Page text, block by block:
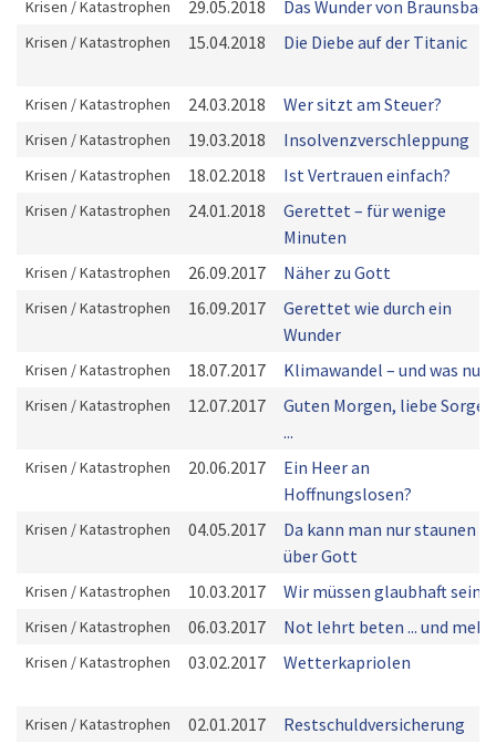
Krisen / Katastrophen 29.05.2018 Das Wunder von Braunsbach
Krisen / Katastrophen 15.04.2018 Die Diebe auf der Titanic
Krisen / Katastrophen 24.03.2018 Wer sitzt am Steuer?
Krisen / Katastrophen 19.03.2018 Insolvenzverschleppung
Krisen / Katastrophen 18.02.2018 Ist Vertrauen einfach?
Krisen / Katastrophen 24.01.2018
Gerettet – für wenige
Minuten
Krisen / Katastrophen 26.09.2017 Näher zu Gott
Krisen / Katastrophen 16.09.2017
Gerettet wie durch ein
Wunder
Krisen / Katastrophen 18.07.2017 Klimawandel – und was
Krisen / Katastrophen 12.07.2017
Guten Morgen, liebe
...
Krisen / Katastrophen 20.06.2017
Ein Heer an
Hoffnungslosen?
Krisen / Katastrophen 04.05.2017
Da kann man nur staunen
über Gott
Krisen / Katastrophen 10.03.2017 Wir müssen glaubhaft sein
Krisen / Katastrophen 06.03.2017 Not lehrt beten ... und mehr!
Krisen / Katastrophen 03.02.2017 Wetterkapriolen
Krisen / Katastrophen 02.01.2017 Restschuldversicherung